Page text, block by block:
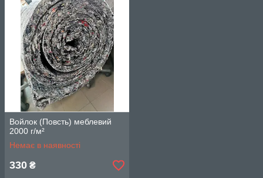
Войлок (Повсть) меблевий
2000 г/м²
Немає в наявності
330 ₴